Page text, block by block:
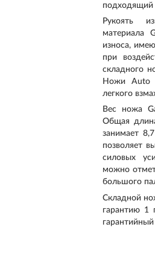
подходящий
Рукоять
материала
износа,
при
складного
Ножи Auto
легкого
Вес ножа
Общая
занимает
позволяет
силовых
можно
большого
Складной
гарантию 1
гарантийный